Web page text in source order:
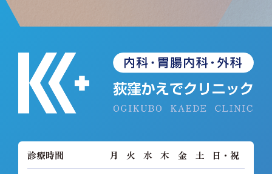
診療時間 月 火 水 木 金 土 日・祝